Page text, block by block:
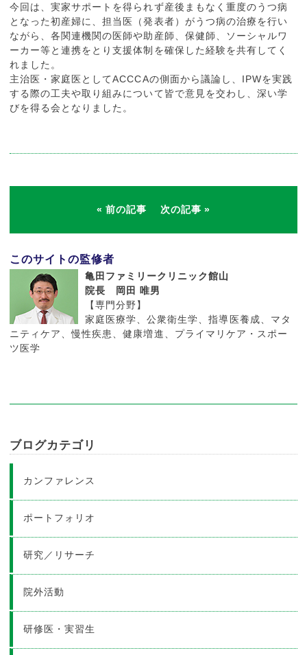
今回は、実家サポートを得られず産後まもなく重度のうつ病
となった初産婦に、担当医（発表者）がうつ病の治療を行い
ながら、各関連機関の医師や助産師、保健師、ソーシャルワ
ーカー等と連携をとり支援体制を確保した経験を共有してく
れました。
主治医・家庭医としてACCCAの側面から議論し、IPWを実践
する際の工夫や取り組みについて皆で意見を交わし、深い学
びを得る会となりました。
前の記事 次の記事
このサイトの監修者
亀田ファミリークリニック館山
院長 岡田 唯男
【専門分野】
家庭医療学、公衆衛生学、指導医養成、マタ
ニティケア、慢性疾患、健康増進、プライマリケア・スポー
ツ医学
ブログカテゴリ
カンファレンス
ポートフォリオ
研究／リサーチ
院外活動
研修医・実習生